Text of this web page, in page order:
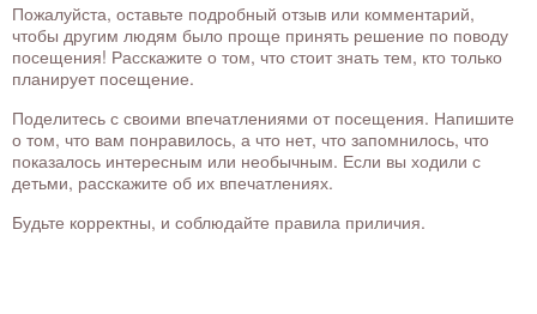
Пожалуйста, оставьте подробный отзыв или комментарий,
чтобы другим людям было проще принять решение по поводу
посещения! Расскажите о том, что стоит знать тем, кто только
планирует посещение.
Поделитесь с своими впечатлениями от посещения. Напишите
о том, что вам понравилось, а что нет, что запомнилось, что
показалось интересным или необычным. Если вы ходили с
детьми, расскажите об их впечатлениях.
Будьте корректны, и соблюдайте правила приличия.